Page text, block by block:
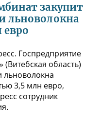
закупит
льноволокна
евро
Госпредприятие
область)
льноволокна
3,5 млн евро,
сотрудник